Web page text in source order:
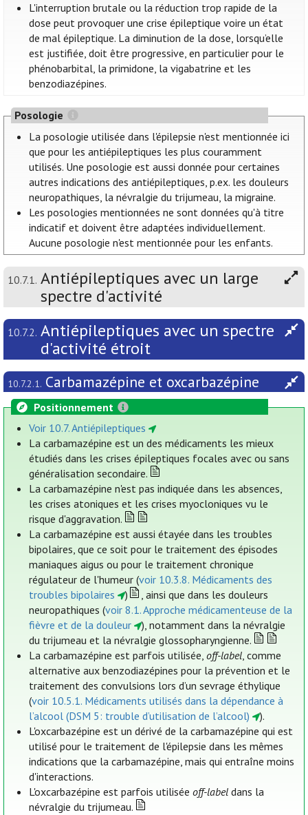
L'interruption brutale ou la réduction trop rapide de la
dose peut provoquer une crise épileptique voire un état
de mal épileptique. La diminution de la dose, lorsqu’elle
est justifiée, doit être progressive, en particulier pour le
phénobarbital, la primidone, la vigabatrine et les
benzodiazépines.
Posologie
La posologie utilisée dans l'épilepsie n'est mentionnée ici
que pour les antiépileptiques les plus couramment
utilisés. Une posologie est aussi donnée pour certaines
autres indications des antiépileptiques, p.ex. les douleurs
neuropathiques, la névralgie du trijumeau, la migraine.
Les posologies mentionnées ne sont données qu'à titre
indicatif et doivent être adaptées individuellement.
Aucune posologie n'est mentionnée pour les enfants.
10.7.1. Antiépileptiques avec un large
spectre d'activité
10.7.2. Antiépileptiques avec un spectre
d'activité étroit
10.7.2.1. Carbamazépine et oxcarbazépine
Positionnement
Voir 10.7. Antiépileptiques
La carbamazépine est un des médicaments les mieux
étudiés dans les crises épileptiques focales avec ou sans
généralisation secondaire.
La carbamazépine n'est pas indiquée dans les absences,
les crises atoniques et les crises myocloniques vu le
risque d'aggravation.
La carbamazépine est aussi étayée dans les troubles
bipolaires, que ce soit pour le traitement des épisodes
maniaques aigus ou pour le traitement chronique
régulateur de l'humeur (voir 10.3.8. Médicaments des
troubles bipolaires
)
, ainsi que dans les douleurs
neuropathiques (voir 8.1. Approche médicamenteuse de la
fièvre et de la douleur
), notamment dans la névralgie
du trijumeau et la névralgie glossopharyngienne.
La carbamazépine est parfois utilisée,off-label, comme
alternative aux benzodiazépines pour la prévention et le
traitement des convulsions lors d’un sevrage éthylique
(voir 10.5.1. Médicaments utilisés dans la dépendance à
l’alcool (DSM 5: trouble d’utilisation de l’alcool)
).
L'oxcarbazépine est un dérivé de la carbamazépine qui est
utilisé pour le traitement de l'épilepsie dans les mêmes
indications que la carbamazépine, mais qui entraîne moins
d'interactions.
L'oxcarbazépine est parfois utiliséeoff-label dans la
névralgie du trijumeau.